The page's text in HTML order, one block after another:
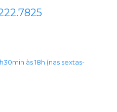
às 18h (nas sextas-